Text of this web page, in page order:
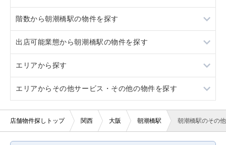
九条
コスモスクエア
大阪港
九条
コスモスクエア
スケルトン
ロードサイド物件
看板取り付け可
10坪以下
20坪以下
階数から朝潮橋駅の物件を探す
1階
出店可能業態から朝潮橋駅の物件を探す
重飲食
軽飲食
バー・クラブ
エリアから探す
大阪
京都
エリアからその他サービス・その他の物件を探す
大阪
店舗物件探しトップ 関西 大阪 朝潮橋駅 朝潮橋駅のその